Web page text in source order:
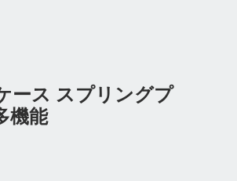
ース スプリングプ
機能